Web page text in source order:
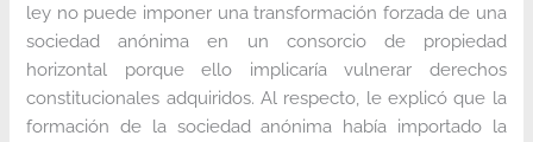
ley no puede imponer una transformación forzada de una
sociedad anónima en un consorcio de propiedad
horizontal porque ello implicaría vulnerar derechos
constitucionales adquiridos. Al respecto, le explicó que la
formación de la sociedad anónima había importado la